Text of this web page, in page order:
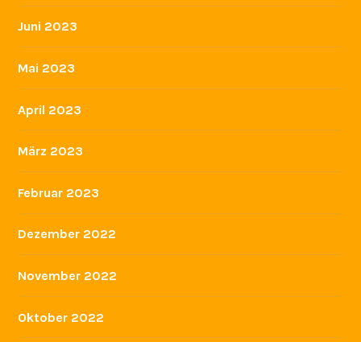
Juni 2023
Mai 2023
April 2023
März 2023
Februar 2023
Dezember 2022
November 2022
Oktober 2022